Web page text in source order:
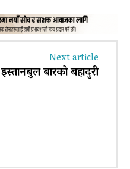
Next article
इस्तानबुल बारको बहादुरी